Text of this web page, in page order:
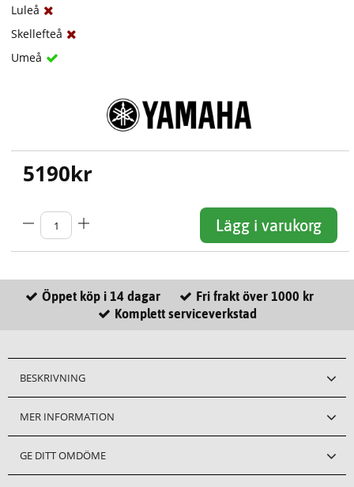
Luleå
Skellefteå
Umeå
5190kr
Lägg i varukorg
Öppet köp i 14 dagar
Fri frakt över 1000 kr
Komplett serviceverkstad
BESKRIVNING
MER INFORMATION
GE DITT OMDÖME